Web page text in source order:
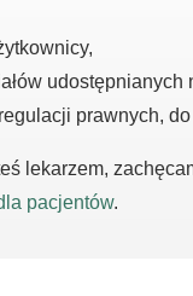
prawnych,
lekarzem,
pacjentów.